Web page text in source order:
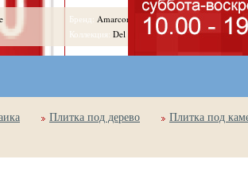
Бренд: Amarcord
Коллекция: Del Conca
Плитка под дерево Плитка под